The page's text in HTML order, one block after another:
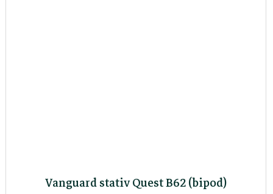
Vanguard stativ Quest B62 (bipod)